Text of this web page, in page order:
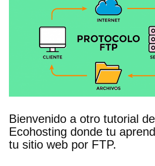
Bienvenido a otro tutorial de
Ecohosting donde tu
tu sitio web por FTP.